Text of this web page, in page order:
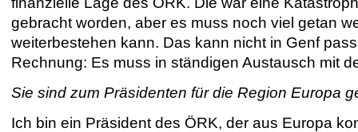
gebracht worden, aber es muss noch viel getan
weiterbestehen kann. Das kann nicht in Genf
Rechnung: Es muss in ständigen Austausch mit
Sie sind zum Präsidenten für die Region Europa
Ich bin ein Präsident des ÖRK, der aus Europa